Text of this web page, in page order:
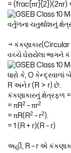
= (frac{πr}{2})(2πr)
વર્તુળના ચતુર્થાશનું
→ કંકણાકાર(Circular
વચ્ચે ઘેરાયેલા ભાગને
ધારો કે, O કેન્દ્રવાળાં
R અને r (R > r) છે.
કંકણાકારનું ક્ષેત્રફળ =
= πR2 – πr2
= πR(R2 – r2 ).
= 1 (R + r)(R – r)
અહીં, R – r એ